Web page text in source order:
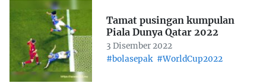
Tamat pusingan kumpulan
Piala Dunya Qatar 2022
3 Disember 2022
#bolasepak #WorldCup2022